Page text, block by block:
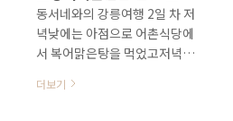
는 곳으로 갑니다. 풍어회식당
위치는 묵호시장과 묵호항활어
도매센터 사이 큰 길가에 있습
니다.메인 간판에는 풍어회식당
이라고 되어 있는데 검색해 보
동서네와의 강릉여행 2일 차 저
녁낮에는 아점으로 어촌식당에
서 복어맑은탕을 먹었고저녁은
생화덕생선구이로 갑니다.할아
더보기